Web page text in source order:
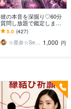
彼の本音を深掘り♡60分
質問し放題で鑑定します
気になる彼の本音、カー
ドがそっと教えてくれま
す
5.0 (427)
☆星奈☆Seina☆霊感タロット占い 1,000 円